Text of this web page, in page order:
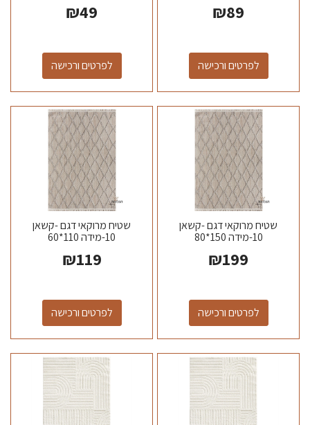
₪89
לפרטים ורכישה
₪49
לפרטים ורכישה
שטיח מרוקאי דגם -קשאן
10-מידה 150*80
₪199
לפרטים ורכישה
שטיח מרוקאי דגם -קשאן
10-מידה 110*60
₪119
לפרטים ורכישה